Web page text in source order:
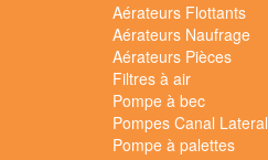
Aérateurs Flottants
Aérateurs Naufrage
Aérateurs Pièces
Filtres à air
Pompe à bec
Pompes Canal Lateral
Pompe à palettes